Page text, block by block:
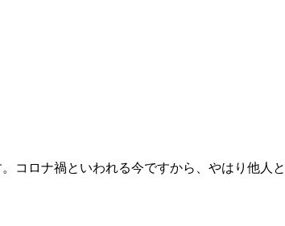
コロナ禍といわれる今ですから、やはり他人と